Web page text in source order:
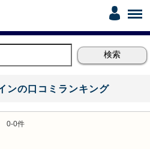
ンの口コミランキング
0-0件